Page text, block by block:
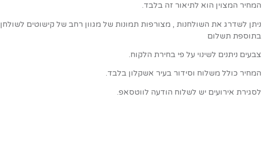
המחיר המצוין הוא לתיאור זה בלבד.
ניתן לשדרג את השולחנות , מצורפות תמונות של מגוון רחב של קישוטים לשולחן
בתוספת תשלום
צבעים ניתנים לשינוי על פי בחירת הלקוח.
המחיר כולל משלוח וסידור בעיר אשקלון בלבד.
לסגירת אירועים יש לשלוח הודעה לווטסאפ.